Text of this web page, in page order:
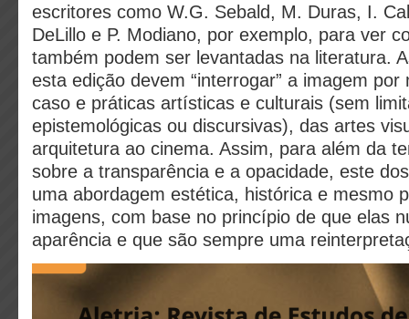
escritores como W.G. Sebald, M. Duras, I.
DeLillo e P. Modiano, por exemplo, para ver
também podem ser levantadas na literatura.
esta edição devem “interrogar” a imagem
caso e práticas artísticas e culturais (sem
epistemológicas ou discursivas), das artes
arquitetura ao cinema. Assim, para além da
sobre a transparência e a opacidade, este
uma abordagem estética, histórica e mesmo
imagens, com base no princípio de que elas
aparência e que são sempre uma